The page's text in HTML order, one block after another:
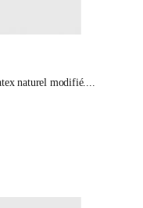
naturel modifié.